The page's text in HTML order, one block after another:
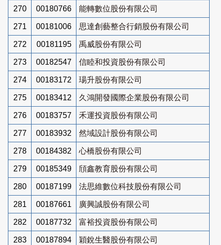
270 00180766 能轉數位股份有限公司
271 00181006 思達創藝整合行銷股份有限公司
272 00181195 禹威股份有限公司
273 00182547 信睦和投資股份有限公司
274 00183172 瑒升股份有限公司
275 00183412 久鴻開發國際企業股份有限公司
276 00183757 禾運投資股份有限公司
277 00183932 然域設計股份有限公司
278 00184382 心橋股份有限公司
279 00185349 頎鑫教育股份有限公司
280 00187199 法思維數位科技股份有限公司
281 00187661 廣興誠股份有限公司
282 00187732 富裕投資股份有限公司
283 00187894 穎銳生醫股份有限公司